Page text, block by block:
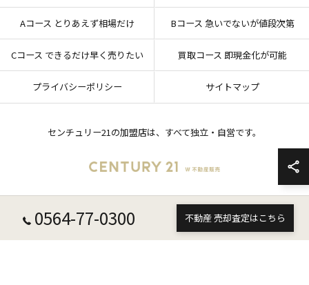
0564-77-0300 不動産 売却査定はこちら
Aコース とりあえず相場だけ Bコース 急いでないが値段次第
Cコース できるだけ早く売りたい 買取コース 即現金化が可能
プライバシーポリシー サイトマップ
センチュリー21の加盟店は、すべて独立・自営です。
© 2026 愛知県岡崎市の不動産売却ならセンチュリー21 W不動産販売 ALL RIGHTS
RESERVED.